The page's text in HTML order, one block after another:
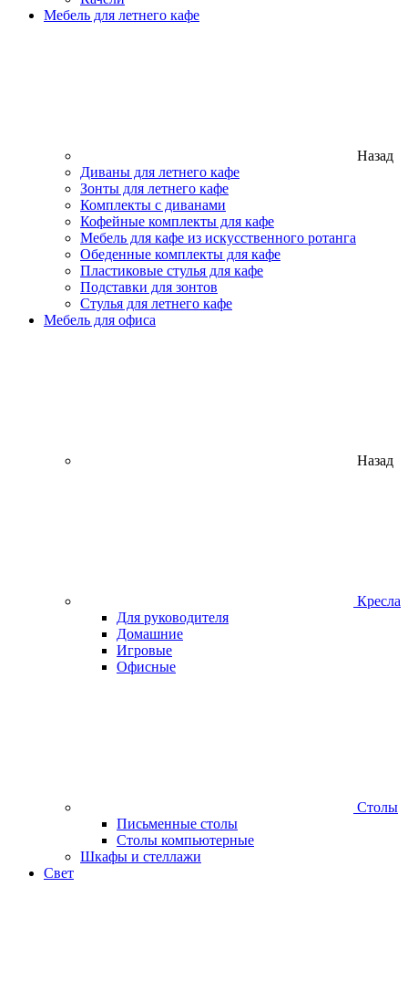
Мебель для летнего кафе
Назад
Диваны для летнего кафе
Зонты для летнего кафе
Комплекты с диванами
Кофейные комплекты для кафе
Мебель для кафе из искусственного ротанга
Обеденные комплекты для кафе
Пластиковые стулья для кафе
Подставки для зонтов
Стулья для летнего кафе
Мебель для офиса
Назад
Кресла
Для руководителя
Домашние
Игровые
Офисные
Столы
Письменные столы
Столы компьютерные
Шкафы и стеллажи
Свет